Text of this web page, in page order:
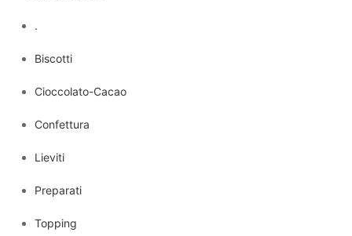
.
Biscotti
Cioccolato-Cacao
Confettura
Lieviti
Preparati
Topping